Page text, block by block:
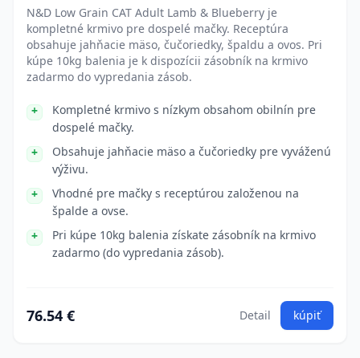
N&D Low Grain CAT Adult Lamb & Blueberry je
kompletné krmivo pre dospelé mačky. Receptúra
obsahuje jahňacie mäso, čučoriedky, špaldu a ovos. Pri
kúpe 10kg balenia je k dispozícii zásobník na krmivo
zadarmo do vypredania zásob.
Kompletné krmivo s nízkym obsahom obilnín pre
dospelé mačky.
Obsahuje jahňacie mäso a čučoriedky pre vyváženú
výživu.
Vhodné pre mačky s receptúrou založenou na
špalde a ovse.
Pri kúpe 10kg balenia získate zásobník na krmivo
zadarmo (do vypredania zásob).
76.54 € Detail kúpiť